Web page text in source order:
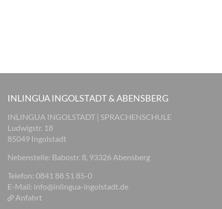
INLINGUA INGOLSTADT & ABENSBERG
INLINGUA INGOLSTADT | SPRACHENSCHULE
Ludwigstr. 18
85049 Ingolstadt
Nebenstelle: Babostr. 8, 93326 Abensberg
Telefon: 0841 88 51 85-0
E-Mail: info@inlingua-ingolstadt.de
Anfahrt